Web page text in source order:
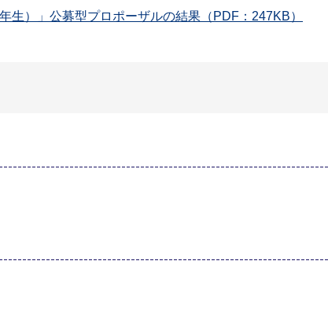
生）」公募型プロポーザルの結果（PDF：247KB）